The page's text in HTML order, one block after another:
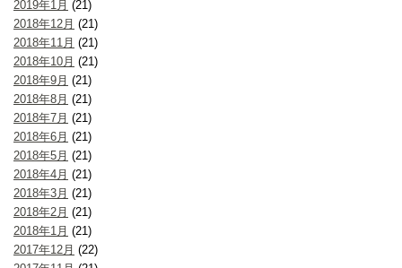
2019年1月 (21)
2018年12月 (21)
2018年11月 (21)
2018年10月 (21)
2018年9月 (21)
2018年8月 (21)
2018年7月 (21)
2018年6月 (21)
2018年5月 (21)
2018年4月 (21)
2018年3月 (21)
2018年2月 (21)
2018年1月 (21)
2017年12月 (22)